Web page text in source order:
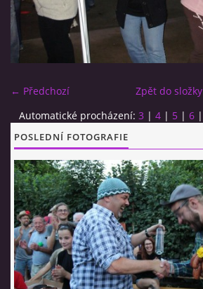
VIDLÁCKÝ VÍCEBOJ 2020 - VIDEO
CO SI U NÁS DÁTE?
STUDENÁ KUCHYNĚ
FOTOALBUM
CESTA KOLEM SVĚTA 2014 - VIDEO
VIDLÁCKÝ VÍCEBOJ 2023
CENÍK
← Předchozí
Zpět do složky
Automatické procházení: 3 | 4 | 5 | 6 |
POSLEDNÍ FOTOGRAFIE